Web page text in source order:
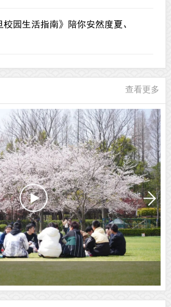
校园生活指南》陪你安然度夏、
查看更多